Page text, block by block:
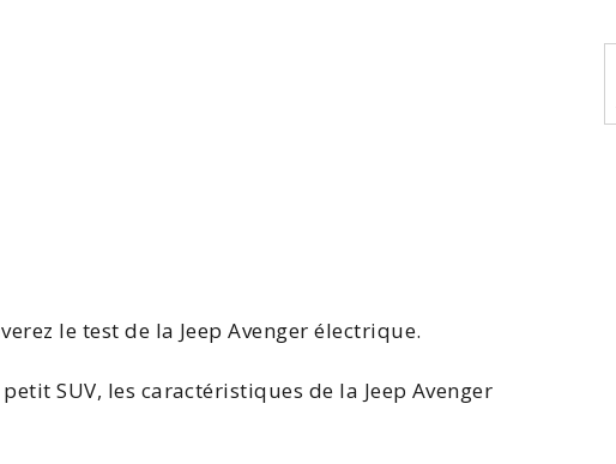
le test de la Jeep Avenger électrique.
SUV, les caractéristiques de la JeepAvenger